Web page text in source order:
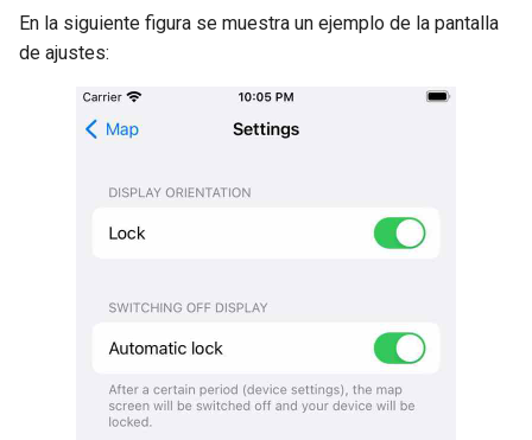
En la siguiente figura se muestra un ejemplo de la pantalla
de ajustes: